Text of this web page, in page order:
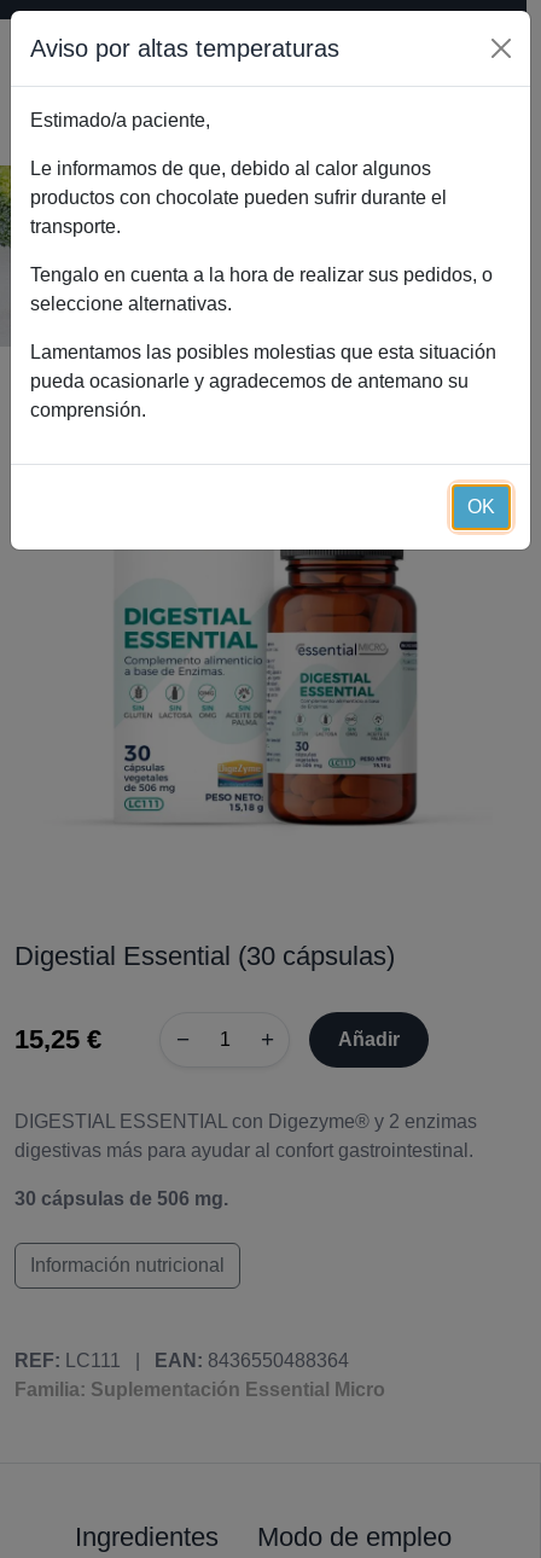
Digestial Essential (30 cápsulas)
Inicio Catálogo Digestial Essential (30 cápsulas)
Digestial Essential (30 cápsulas)
15,25 € − + Añadir
DIGESTIAL ESSENTIAL con Digezyme® y 2 enzimas
digestivas más para ayudar al confort gastrointestinal.
30 cápsulas de 506 mg.
Información nutricional
REF: LC111 EAN: 8436550488364
Familia: Suplementación Essential Micro
Ingredientes
Modo de empleo
Aviso por altas temperaturas
Estimado/a paciente,
Le informamos de que, debido al calor algunos
productos con chocolate pueden sufrir durante el
transporte.
Tengalo en cuenta a la hora de realizar sus pedidos, o
seleccione alternativas.
Lamentamos las posibles molestias que esta situación
pueda ocasionarle y agradecemos de antemano su
comprensión.
OK